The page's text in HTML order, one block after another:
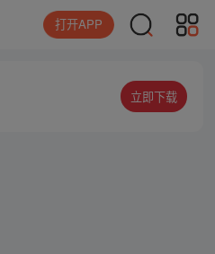
打开APP
立即下载